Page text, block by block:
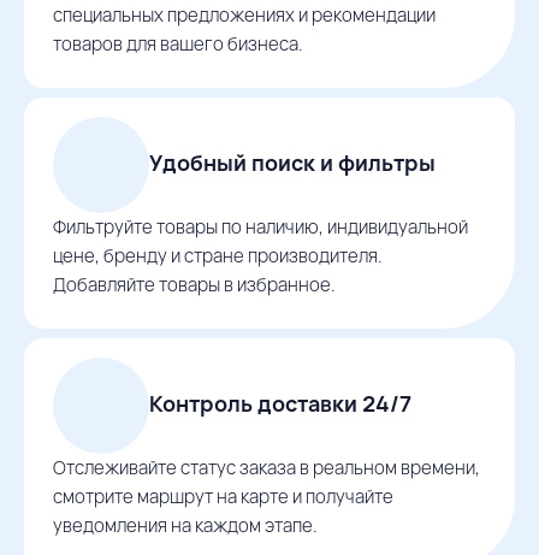
специальных предложениях и рекомендации
товаров для вашего бизнеса.
Удобный поиск и фильтры
Фильтруйте товары по наличию, индивидуальной
цене, бренду и стране производителя.
Добавляйте товары в избранное.
Контроль доставки 24/7
Отслеживайте статус заказа в реальном времени,
смотрите маршрут на карте и получайте
уведомления на каждом этапе.